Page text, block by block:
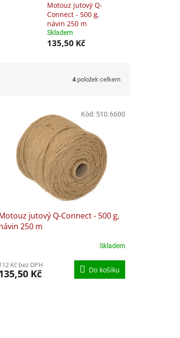
Motouz jutový Q-
Connect - 500 g,
návin 250 m
Skladem
135,50 Kč
4 položek celkem
jutový Q-Connect - 500 g,
250 m
Skladem
Kč bez DPH
Kč Do košíku
Kód: 510.6600